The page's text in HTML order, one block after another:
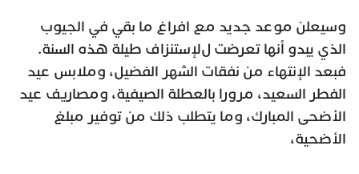
وسيعلن موعد جديد مع افراغ ما بقي في الجيوب
الذي يبدو أنها تعرضت لﻹستنزاف طيلة هذه السنة.
فبعد اﻹنتهاء من نفقات الشهر الفضيل، وملابس عيد
الفطر السعيد، مرورا بالعطلة الصيفية، ومصاريف عيد
الأضحى المبارك، وما يتطلب ذلك من توفير مبلغ
الأضحية،